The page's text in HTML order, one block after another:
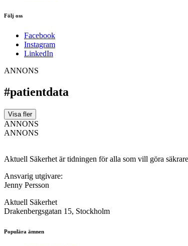
Följ oss
Facebook
Instagram
LinkedIn
ANNONS
#patientdata
Visa fler
ANNONS
ANNONS
Aktuell Säkerhet är tidningen för alla som vill göra
Ansvarig utgivare:
Jenny Persson
Aktuell Säkerhet
Drakenbergsgatan 15, Stockholm
Populära ämnen